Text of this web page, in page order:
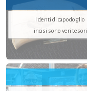
I denti di capodoglio
incisi sono veri tesori